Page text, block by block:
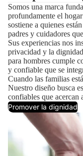
Somos una marca
profundamente el
sostiene a quienes
padres y cuidadores
Sus experiencias nos
privacidad y la
para hombres cumple
y confiable que se
Cuando las familias
Nuestro diseño busca
confiables que acercan
Promover la dignidad